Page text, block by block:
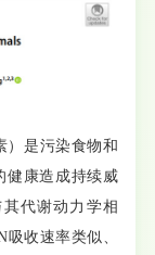
是污染食物和
健康造成持续威
代谢动力学相
收速率类似、